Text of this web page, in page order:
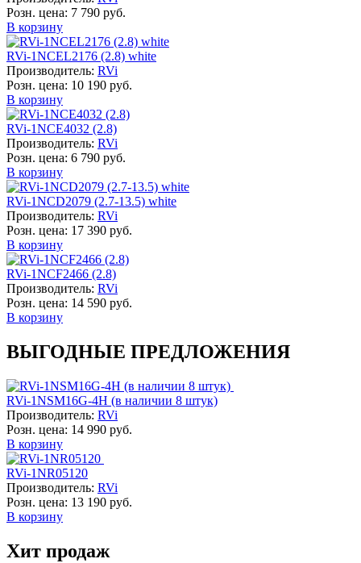
Розн. цена: 7 790 руб.
В корзину
RVi-1NCEL2176 (2.8) white
Производитель: RVi
Розн. цена: 10 190 руб.
В корзину
RVi-1NCE4032 (2.8)
Производитель: RVi
Розн. цена: 6 790 руб.
В корзину
RVi-1NCD2079 (2.7-13.5) white
Производитель: RVi
Розн. цена: 17 390 руб.
В корзину
RVi-1NCF2466 (2.8)
Производитель: RVi
Розн. цена: 14 590 руб.
В корзину
ВЫГОДНЫЕ ПРЕДЛОЖЕНИЯ
RVi-1NSM16G-4H (в наличии 8 штук)
Производитель: RVi
Розн. цена: 14 990 руб.
В корзину
RVi-1NR05120
Производитель: RVi
Розн. цена: 13 190 руб.
В корзину
Хит продаж